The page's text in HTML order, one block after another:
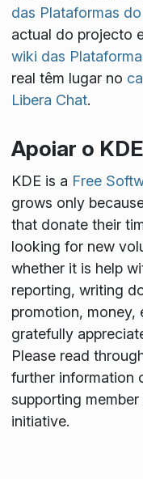
das Plataformas
actual do projecto
wiki das
real têm lugar no
Libera Chat.
Apoiar o KDE
KDE is a Free
grows only
that donate their
looking for new
whether it is help
reporting, writing
promotion, money,
gratefully
Please read
further information
supporting
initiative.